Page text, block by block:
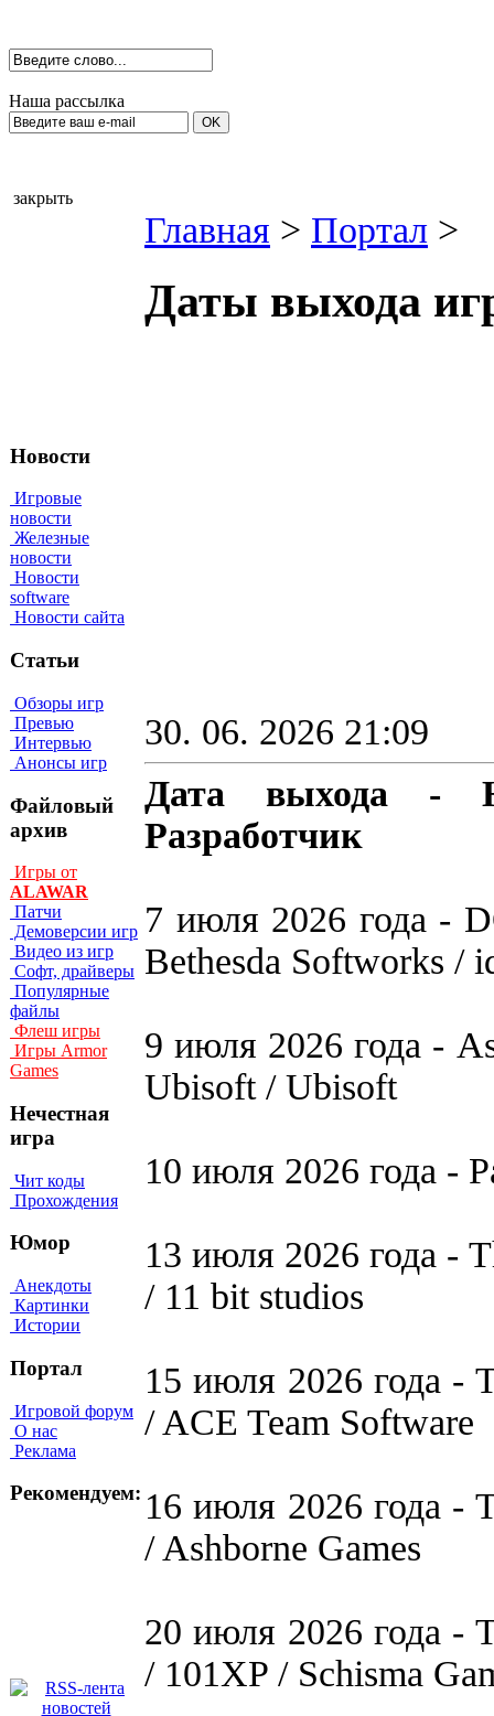
Наша рассылка
закрыть
Новости
Игровые
новости
Железные
новости
Новости
software
Новости сайта
Статьи
Обзоры игр
Превью
Интервью
Анонсы игр
Файловый
архив
Игры от
ALAWAR
Патчи
Демоверсии игр
Видео из игр
Софт, драйверы
Популярные
файлы
Флеш игры
Игры Armor
Games
Нечестная
игра
Чит коды
Прохождения
Юмор
Анекдоты
Картинки
Истории
Портал
Игровой форум
О нас
Реклама
Рекомендуем:
Главная > Портал >
Даты выхода
30. 06. 2026 21:09
Дата выхода -
Разработчик
7 июля 2026 года -
Bethesda Softworks /
9 июля 2026 года -
Ubisoft / Ubisoft
10 июля 2026 года -
13 июля 2026 года -
/ 11 bit studios
15 июля 2026 года -
/ ACE Team Software
16 июля 2026 года -
/ Ashborne Games
20 июля 2026 года -
/ 101XP / Schisma